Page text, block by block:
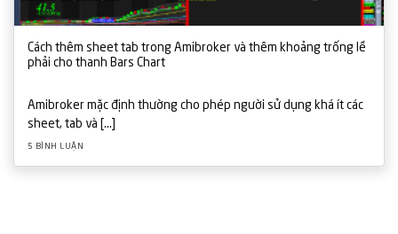
Cách thêm sheet tab trong Amibroker và thêm khoảng trống lề
phải cho thanh Bars Chart
Amibroker mặc định thường cho phép người sử dụng khá ít các
sheet, tab và [...]
5 BÌNH LUẬN